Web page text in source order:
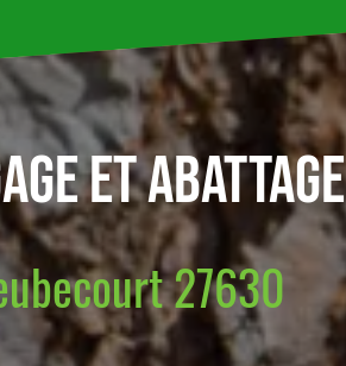
et abattage
27630